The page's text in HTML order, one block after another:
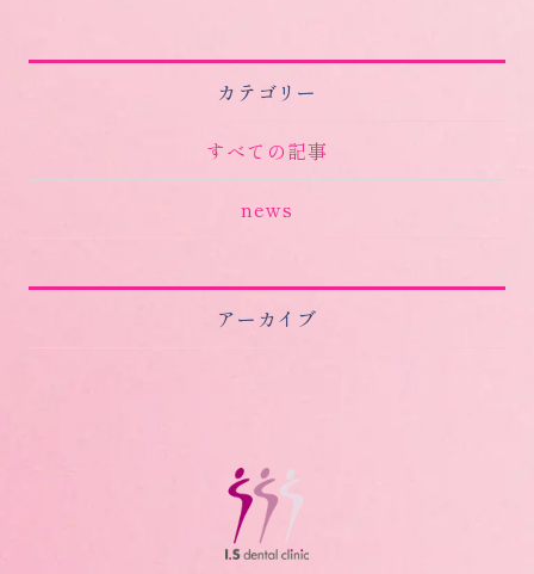
カテゴリー
すべての記事
news
アーカイブ